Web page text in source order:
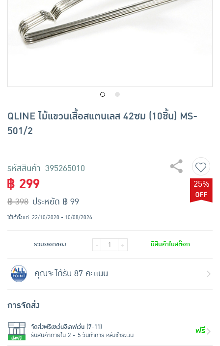
เครื่องปรุงรสและของแห้ง
ขนมขบเคี้ยว และช็อคโกแลต
QLINE ไม้แขวนเสื้อสแตนเลส 42ซม (10ชิ้น) MS-
501/2
รหัสสินค้า 395265010
฿ 299
฿ 398
25%
ประหยัด ฿ 99
ใช้ได้ตั้งแต่ 22/10/2020 - 10/08/2026
รวมยอดของ - + มีสินค้าในสต๊อก
คุณจะได้รับ 87 คะแนน
การจัดส่ง
จัดส่งฟรีเซเว่นอีเลฟเว่น (7-11)
รับสินค้าภายใน 2 - 5 วันทำการ หลังชำระเงิน
ฟรี